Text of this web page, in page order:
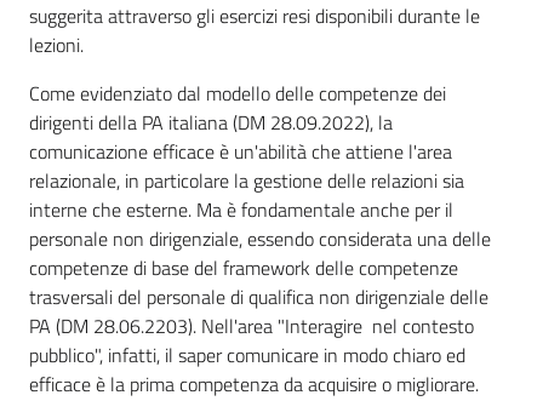
suggerita attraverso gli esercizi resi disponibili durante le
lezioni.
Come evidenziato dal modello delle competenze dei
dirigenti della PA italiana (DM 28.09.2022), la
comunicazione efficace è un'abilità che attiene l'area
relazionale, in particolare la gestione delle relazioni sia
interne che esterne. Ma è fondamentale anche per il
personale non dirigenziale, essendo considerata una delle
competenze di base del framework delle competenze
trasversali del personale di qualifica non dirigenziale delle
PA (DM 28.06.2203). Nell'area "Interagire nel contesto
pubblico", infatti, il saper comunicare in modo chiaro ed
efficace è la prima competenza da acquisire o migliorare.